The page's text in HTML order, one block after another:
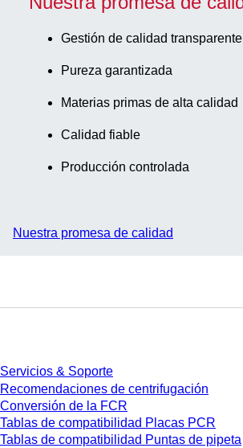
Gestión de calidad transparente
Pureza garantizada
Materias primas de alta calidad
Calidad fiable
Producción controlada
Nuestra promesa de calidad
Servicios & Soporte
Recomendaciones de centrifugación
Conversión de la FCR
Tablas de compatibilidad Placas PCR
Tablas de compatibilidad Puntas de pipeta